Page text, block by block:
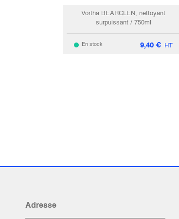
Vortha BEARCLEN, nettoyant
surpuissant / 750ml
En stock 9,40 € HT
Adresse